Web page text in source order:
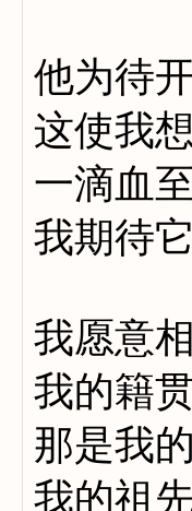
他为待
这使我
一滴血
我期待
我愿意
我的籍
那是我
我的祖